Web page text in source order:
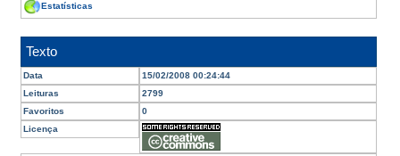
Estatísticas
Texto
Data
15/02/2008 00:24:44
Leituras
2799
Favoritos
0
Licença